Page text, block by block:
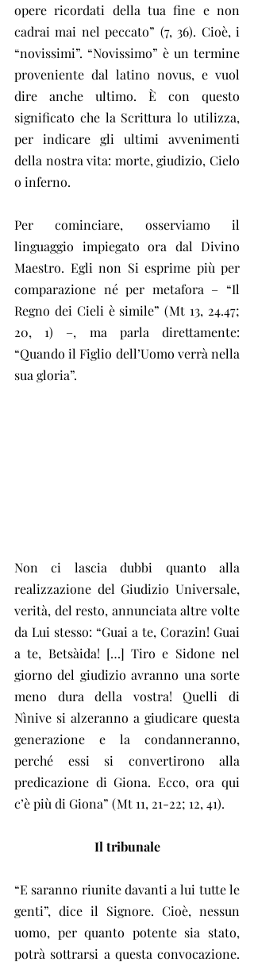
opere ricordati della tua fine e non
cadrai mai nel peccato” (7, 36). Cioè, i
“novissimi”. “Novissimo” è un termine
proveniente dal latino novus, e vuol
dire anche ultimo. È con questo
significato che la Scrittura lo utilizza,
per indicare gli ultimi avvenimenti
della nostra vita: morte, giudizio, Cielo
o inferno.
Per cominciare, osserviamo il
linguaggio impiegato ora dal Divino
Maestro. Egli non Si esprime più per
comparazione né per metafora – “Il
Regno dei Cieli è simile” (Mt 13, 24.47;
20, 1) –, ma parla direttamente:
“Quando il Figlio dell’Uomo verrà nella
sua gloria”.
Non ci lascia dubbi quanto alla
realizzazione del Giudizio Universale,
verità, del resto, annunciata altre volte
da Lui stesso: “Guai a te, Corazin! Guai
a te, Betsàida! […] Tiro e Sidone nel
giorno del giudizio avranno una sorte
meno dura della vostra! Quelli di
Nìnive si alzeranno a giudicare questa
generazione e la condanneranno,
perché essi si convertirono alla
predicazione di Giona. Ecco, ora qui
c’è più di Giona” (Mt 11, 21-22; 12, 41).
Il tribunale
“E saranno riunite davanti a lui tutte le
genti”, dice il Signore. Cioè, nessun
uomo, per quanto potente sia stato,
potrà sottrarsi a questa convocazione.